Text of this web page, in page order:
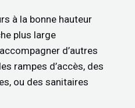
à la bonne hauteur
plus large
d’autres
rampes d’accès, des
ou des sanitaires